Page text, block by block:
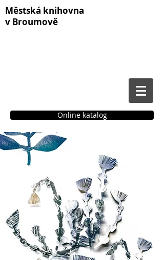
Městská knihovna
v Broumově
Online katalog
Čtenářské konto